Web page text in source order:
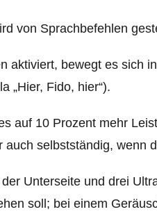
von Sprachbefehlen
aktiviert, bewegt es sich
„Hier, Fido, hier“).
auf 10 Prozent mehr
selbstständig, wenn
Unterseite und drei
soll; bei einem